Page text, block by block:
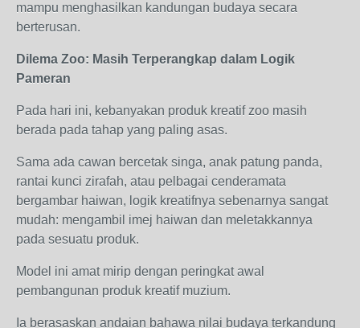
mampu menghasilkan kandungan budaya secara
berterusan.
Dilema Zoo: Masih Terperangkap dalam Logik
Pameran
Pada hari ini, kebanyakan produk kreatif zoo masih
berada pada tahap yang paling asas.
Sama ada cawan bercetak singa, anak patung panda,
rantai kunci zirafah, atau pelbagai cenderamata
bergambar haiwan, logik kreatifnya sebenarnya sangat
mudah: mengambil imej haiwan dan meletakkannya
pada sesuatu produk.
Model ini amat mirip dengan peringkat awal
pembangunan produk kreatif muzium.
Ia berasaskan andaian bahawa nilai budaya terkandung